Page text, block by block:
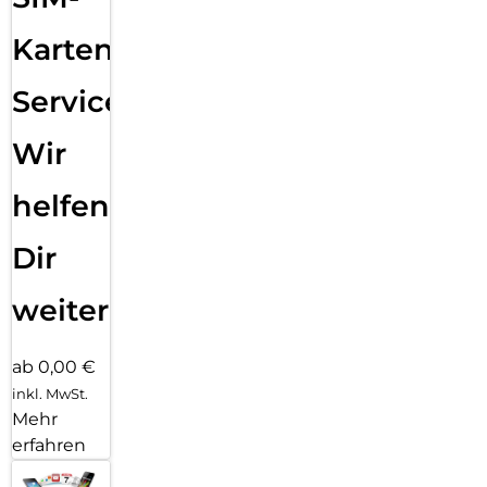
du es nur noch aufsetzen musst. Einfach auflegen, Lasche
Panzerglas in nur 3 Sekunden perfekt, blasenfrei und exakt
Montagehilfe sorgt dabei für eine präzise Positionierung,
reduziert Staubpartikel und verhindert ein Verrutschen. Dank
der intuitiven Anwendung gelingt die Installation garantiert
auch ohne Erfahrung.
Karten
Service:
Wir
helfen
Dir
weiter
ab 0,00 €
inkl. MwSt.
Mehr
erfahren